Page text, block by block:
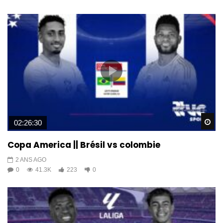
02:26:30
Copa America || Brésil vs colombie
2 ANS AGO
0
41.3K 223 0